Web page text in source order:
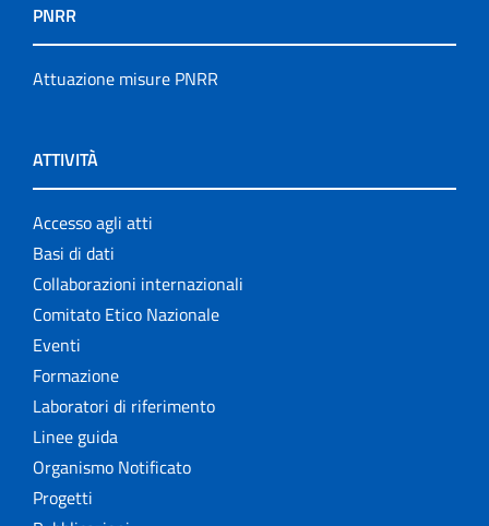
PNRR
Attuazione misure PNRR
ATTIVITÀ
Accesso agli atti
Basi di dati
Collaborazioni internazionali
Comitato Etico Nazionale
Eventi
Formazione
Laboratori di riferimento
Linee guida
Organismo Notificato
Progetti